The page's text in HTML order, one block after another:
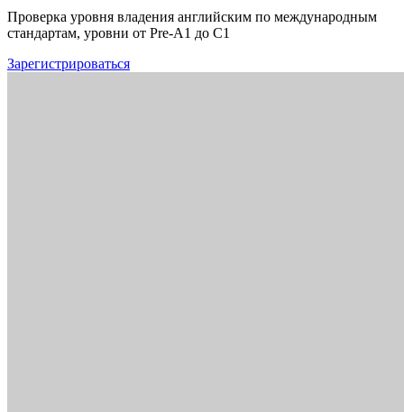
Проверка уровня владения английским по международным
стандартам, уровни от Pre-A1 до C1
Зарегистрироваться